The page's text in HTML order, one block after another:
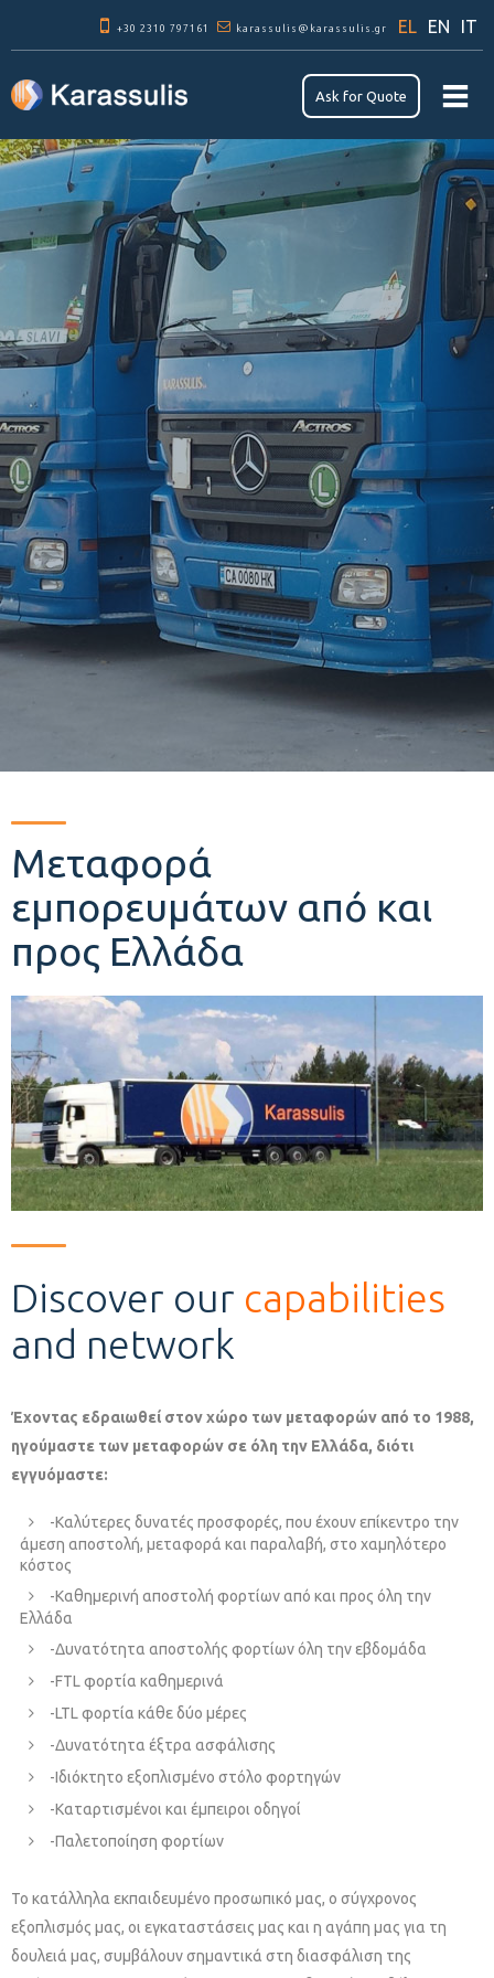
προς το
κυρίως
+30 2310 797161 karassulis@karassulis.gr EL EN IT
Αsk for Quote
Μεταφορά
εμπορευμάτων από και
προς Ελλάδα
Discover our capabilities
and network
Έχοντας εδραιωθεί στον χώρο των μεταφορών από το 1988,
ηγούμαστε των μεταφορών σε όλη την Ελλάδα, διότι
εγγυόμαστε:
-Καλύτερες δυνατές προσφορές, που έχουν επίκεντρο την
άμεση αποστολή, μεταφορά και παραλαβή, στο χαμηλότερο
κόστος
-Καθημερινή αποστολή φορτίων από και προς όλη την
Ελλάδα
-Δυνατότητα αποστολής φορτίων όλη την εβδομάδα
-FTL φορτία καθημερινά
-LTL φορτία κάθε δύο μέρες
-Δυνατότητα έξτρα ασφάλισης
-Ιδιόκτητο εξοπλισμένο στόλο φορτηγών
-Καταρτισμένοι και έμπειροι οδηγοί
-Παλετοποίηση φορτίων
Το κατάλληλα εκπαιδευμένο προσωπικό μας, ο σύγχρονος
εξοπλισμός μας, οι εγκαταστάσεις μας και η αγάπη μας για τη
δουλειά μας, συμβάλουν σημαντικά στη διασφάλιση της